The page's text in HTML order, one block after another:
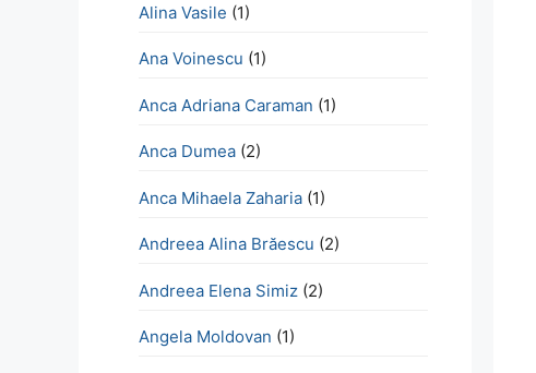
Alina Vasile (1)
Ana Voinescu (1)
Anca Adriana Caraman (1)
Anca Dumea (2)
Anca Mihaela Zaharia (1)
Andreea Alina Brăescu (2)
Andreea Elena Simiz (2)
Angela Moldovan (1)